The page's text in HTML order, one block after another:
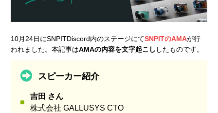
10月24日にSNPITDiscord内のステージにてSNPITのAMAが行
われました。本記事はAMAの内容を文字起こし したものです。
スピーカー紹介
吉田 さん
株式会社 GALLUSYS CTO